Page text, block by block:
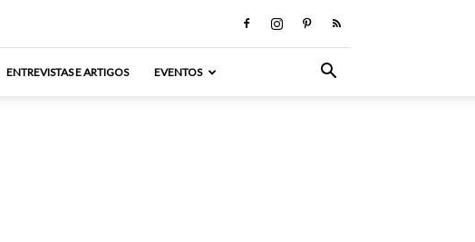
ENTREVISTAS E ARTIGOS EVENTOS